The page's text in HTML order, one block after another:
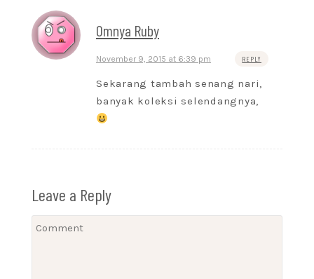
Omnya Ruby
November 9, 2015 at 6:39 pm REPLY
Sekarang tambah senang nari,
banyak koleksi selendangnya,
Leave a Reply